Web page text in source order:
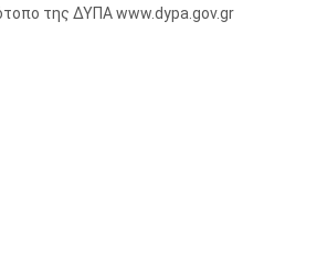
της ΔΥΠΑ www.dypa.gov.gr